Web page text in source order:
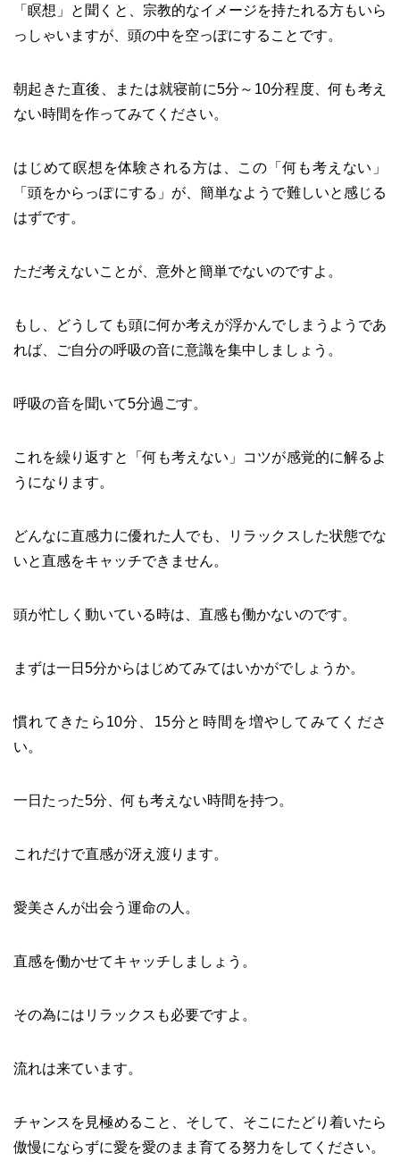
「瞑想」と聞くと、宗教的なイメージを持たれる方もいら
っしゃいますが、頭の中を空っぽにすることです。
朝起きた直後、または就寝前に5分～10分程度、何も考え
ない時間を作ってみてください。
はじめて瞑想を体験される方は、この「何も考えない」
「頭をからっぽにする」が、簡単なようで難しいと感じる
はずです。
ただ考えないことが、意外と簡単でないのですよ。
もし、どうしても頭に何か考えが浮かんでしまうようであ
れば、ご自分の呼吸の音に意識を集中しましょう。
呼吸の音を聞いて5分過ごす。
これを繰り返すと「何も考えない」コツが感覚的に解るよ
うになります。
どんなに直感力に優れた人でも、リラックスした状態でな
いと直感をキャッチできません。
頭が忙しく動いている時は、直感も働かないのです。
まずは一日5分からはじめてみてはいかがでしょうか。
慣れてきたら10分、15分と時間を増やしてみてくださ
い。
一日たった5分、何も考えない時間を持つ。
これだけで直感が冴え渡ります。
愛美さんが出会う運命の人。
直感を働かせてキャッチしましょう。
その為にはリラックスも必要ですよ。
流れは来ています。
チャンスを見極めること、そして、そこにたどり着いたら
傲慢にならずに愛を愛のまま育てる努力をしてください。